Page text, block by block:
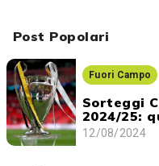
Post Popolari
Fuori Campo
Sorteggi
2024/25:
vederli
12/08/2024